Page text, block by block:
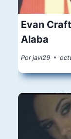
Evan
Alaba
Por javi29